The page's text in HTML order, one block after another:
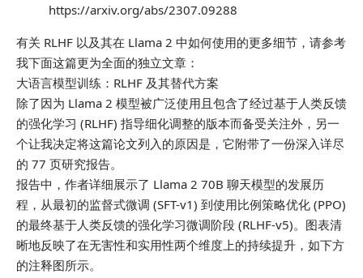
https://arxiv.org/abs/2307.09288
有关 RLHF 以及其在 Llama 2 中如何使用的更多细节，请参考
我下面这篇更为全面的独立文章：
大语言模型训练：RLHF 及其替代方案
除了因为 Llama 2 模型被广泛使用且包含了经过基于人类反馈
的强化学习 (RLHF) 指导细化调整的版本而备受关注外，另一
个让我决定将这篇论文列入的原因是，它附带了一份深入详尽
的 77 页研究报告。
报告中，作者详细展示了 Llama 2 70B 聊天模型的发展历
程，从最初的监督式微调 (SFT-v1) 到使用比例策略优化 (PPO)
的最终基于人类反馈的强化学习微调阶段 (RLHF-v5)。图表清
晰地反映了在无害性和实用性两个维度上的持续提升，如下方
的注释图所示。